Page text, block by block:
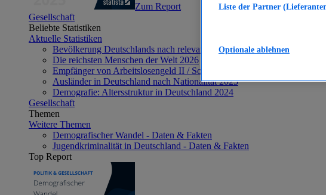
Zum Report
Gesellschaft
Beliebte Statistiken
Aktuelle Statistiken
Bevölkerung Deutschlands nach relevanten Altersgruppen 2024
Die reichsten Menschen der Welt 2026
Empfänger von Arbeitslosengeld II / Sozialgeld / Bürgergeld in
Ausländer in Deutschland nach Nationalität 2025
Demografie: Altersstruktur in Deutschland 2024
Gesellschaft
Themen
Weitere Themen
Demografischer Wandel - Daten & Fakten
Jugendkriminalität in Deutschland - Daten & Fakten
Top Report
Liste der Partner
Optionale ablehnen